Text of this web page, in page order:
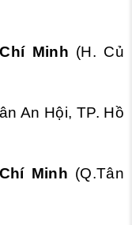
Minh (H. Củ
An Hội, TP. Hồ
Minh (Q.Tân